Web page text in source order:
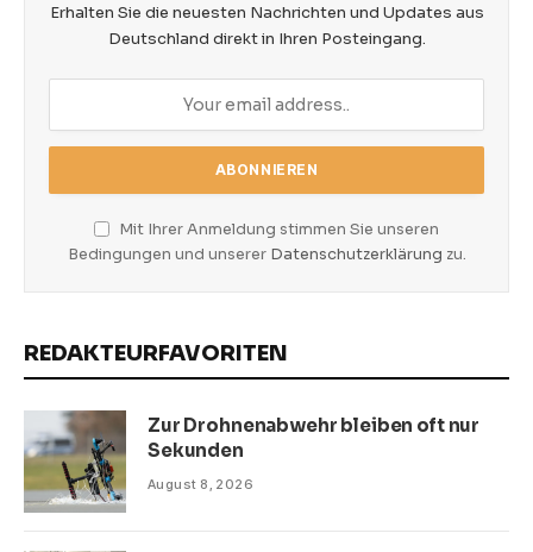
Erhalten Sie die neuesten Nachrichten und Updates aus
Deutschland direkt in Ihren Posteingang.
Mit Ihrer Anmeldung stimmen Sie unseren
Bedingungen und unserer Datenschutzerklärung zu.
REDAKTEURFAVORITEN
Zur Drohnenabwehr bleiben oft nur
Sekunden
August 8, 2026